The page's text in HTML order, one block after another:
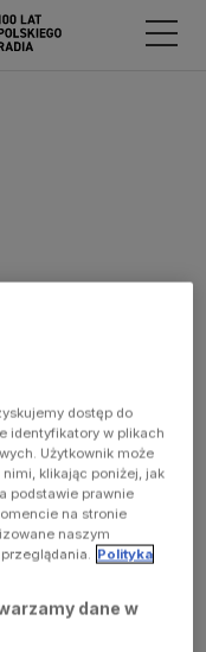
dostęp do
identyfikatory w plikach
Użytkownik może
klikając poniżej, jak
podstawie prawnie
na stronie
naszym
Polityka
dane w